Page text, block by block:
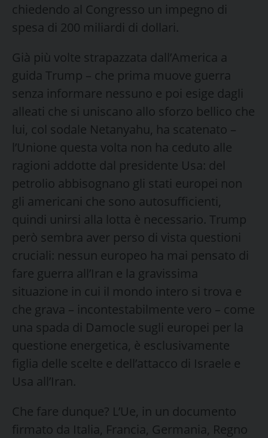
chiedendo al Congresso un impegno di
spesa di 200 miliardi di dollari.
Già più volte strapazzata dall’America a
guida Trump – che prima muove guerra
senza informare nessuno e poi esige dagli
alleati che si uniscano allo sforzo bellico che
lui, col sodale Netanyahu, ha scatenato –
l’Unione questa volta non ha ceduto alle
ragioni addotte dal presidente Usa: del
petrolio abbisognano gli stati europei non
gli americani che sono autosufficienti,
quindi unirsi alla lotta è necessario. Trump
però sembra aver perso di vista questioni
cruciali: nessun europeo ha mai pensato di
fare guerra all’Iran e la gravissima
situazione in cui il mondo intero si trova e
che grava – incontestabilmente vero – come
una spada di Damocle sugli europei per la
questione energetica, è esclusivamente
figlia delle scelte e dell’attacco di Israele e
Usa all’Iran.
Che fare dunque? L’Ue, in un documento
firmato da Italia, Francia, Germania, Regno